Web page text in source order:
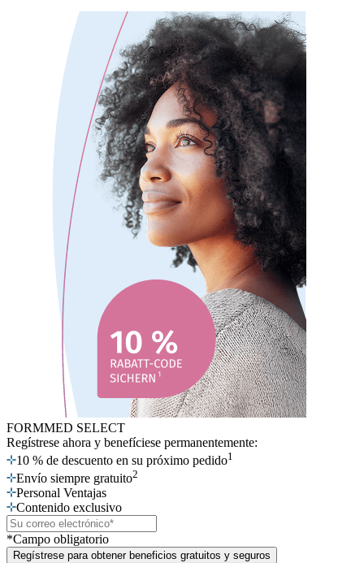
FORMMED SELECT
Regístrese ahora y benefíciese permanentemente:
10 % de descuento en su próximo pedido1
Envío siempre gratuito2
Personal Ventajas
Contenido exclusivo
*Campo obligatorio
Regístrese para obtener beneficios gratuitos y seguros